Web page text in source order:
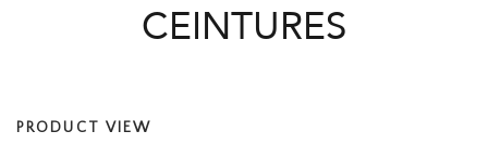
CEINTURES
PRODUCT VIEW